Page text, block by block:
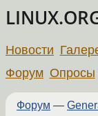
Новости
Форум Опросы
Форум —